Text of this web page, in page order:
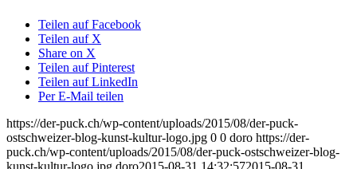
Teilen auf Facebook
Teilen auf X
Share on X
Teilen auf Pinterest
Teilen auf LinkedIn
Per E-Mail teilen
https://der-puck.ch/wp-content/uploads/2015/08/der-puck-
ostschweizer-blog-kunst-kultur-logo.jpg 0 0 doro https://der-
puck.ch/wp-content/uploads/2015/08/der-puck-ostschweizer-blog-